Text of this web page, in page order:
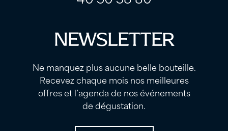
NEWSLETTER
Ne manquez plus aucune belle bouteille.
Recevez chaque mois nos meilleures
offres et l’agenda de nos événements
de dégustation.